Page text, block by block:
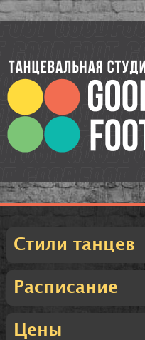
Стили танцев
Расписание
Цены